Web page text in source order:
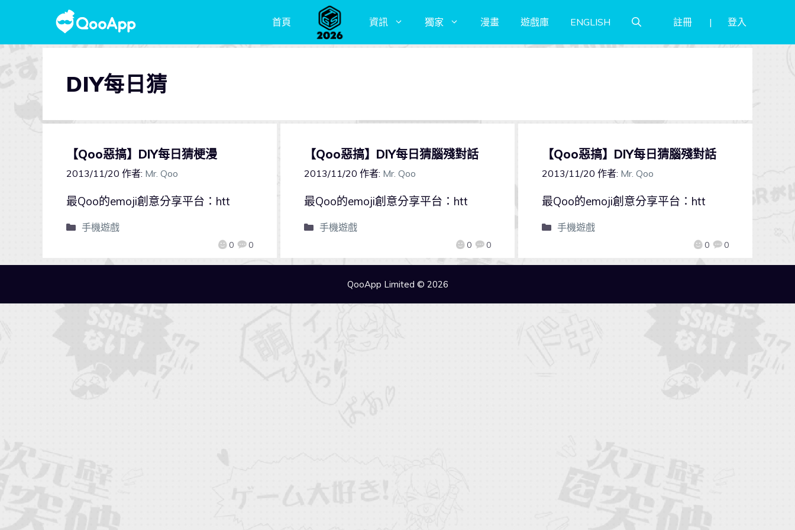
首頁 資訊 獨家 漫畫 遊戲庫 ENGLISH 註冊 登入
DIY每日猜
【Qoo惡搞】DIY每日猜梗漫
2013/11/20 作者: Mr. Qoo
0 0
最Qoo的emoji創意分享平台：htt
手機遊戲
【Qoo惡搞】DIY每日猜腦殘對話
2013/11/20 作者: Mr. Qoo
0 0
最Qoo的emoji創意分享平台：htt
手機遊戲
【Qoo惡搞】DIY每日猜腦殘對話
2013/11/20 作者: Mr. Qoo
0 0
最Qoo的emoji創意分享平台：htt
手機遊戲
QooApp Limited © 2026